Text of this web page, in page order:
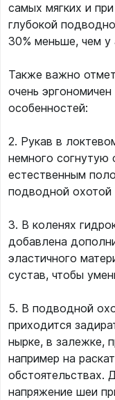
самых мягких и
глубокой
30% меньше, чем у
Также важно
очень
особенностей:
2. Рукав в
немного согнутую
естественным
подводной охотой
3. В коленях
добавлена
эластичного
сустав, чтобы
5. В подводной
приходится
нырке, в залежке,
например на
обстоятельствах.
напряжение шеи